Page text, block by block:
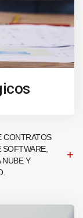
CONTRATOS
NUBE Y